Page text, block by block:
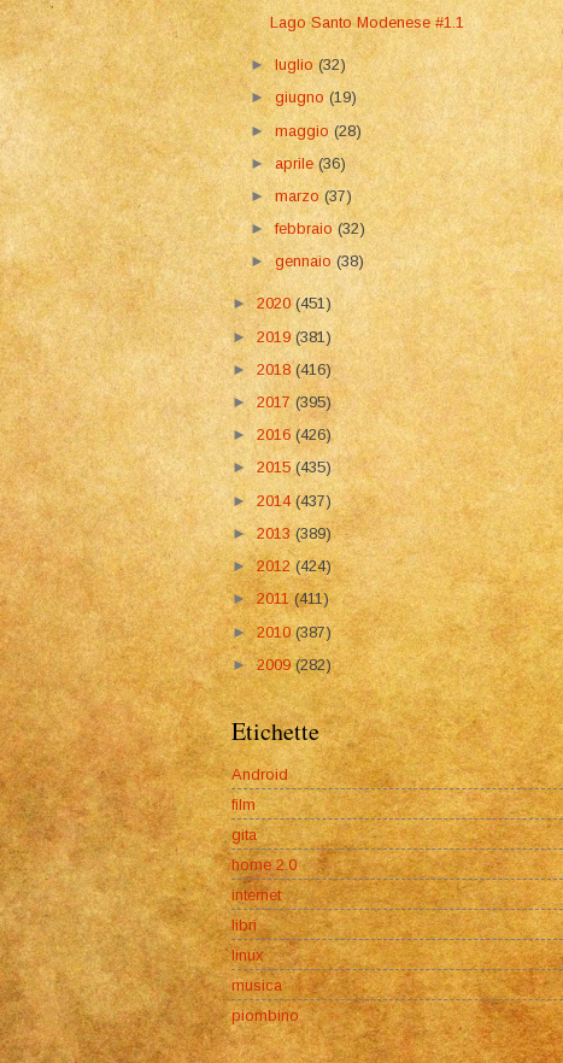
Lago Santo Modenese #1.1
►luglio (32)
►giugno(19)
►maggio(28)
►aprile(36)
►marzo(37)
►febbraio(32)
►gennaio(38)
►2020(451)
►2019 (381)
► 2018 (416)
►2017 (395)
►2016 (426)
►2015(435)
► 2014 (437)
►2013(389)
►2012(424)
► 2011(411)
►2010(387)
►2009(282)
Etichette
Android
film
gita
home 2.0
internet
libri
linux
musica
piombino